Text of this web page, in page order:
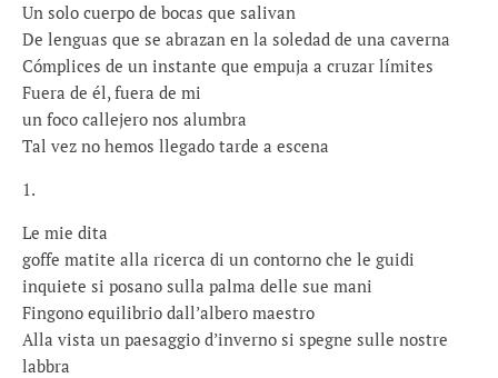
Un solo cuerpo de bocas que salivan
De lenguas que se abrazan en la soledad de una caverna
Cómplices de un instante que empuja a cruzar límites
Fuera de él, fuera de mi
un foco callejero nos alumbra
Tal vez no hemos llegado tarde a escena
1.
Le mie dita
goffe matite alla ricerca di un contorno che le guidi
inquiete si posano sulla palma delle sue mani
Fingono equilibrio dall’albero maestro
Alla vista un paesaggio d’inverno si spegne sulle nostre
labbra